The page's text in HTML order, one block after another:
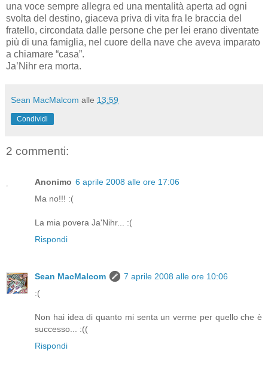
una voce sempre allegra ed una mentalità aperta ad ogni
svolta del destino, giaceva priva di vita fra le braccia del
fratello, circondata dalle persone che per lei erano diventate
più di una famiglia, nel cuore della nave che aveva imparato
a chiamare “casa”.
Ja’Nihr era morta.
Sean MacMalcom alle 13:59
Condividi
2 commenti:
Anonimo 6 aprile 2008 alle ore 17:06
Ma no!!! :(
La mia povera Ja'Nihr... :(
Rispondi
Sean MacMalcom
7 aprile 2008 alle ore 10:06
:(
Non hai idea di quanto mi senta un verme per quello che è
successo... :((
Rispondi